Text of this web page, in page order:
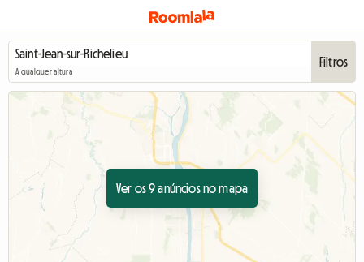
A qualquer altura
Filtros
Ver os 9 anúncios no mapa